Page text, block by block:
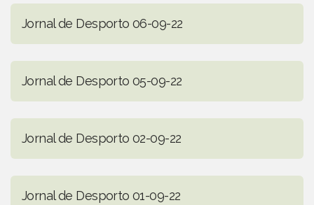
Jornal de Desporto 06-09-22
Jornal de Desporto 05-09-22
Jornal de Desporto 02-09-22
Jornal de Desporto 01-09-22